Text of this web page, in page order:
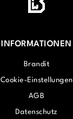
INFORMATIONEN
Brandit
Cookie-Einstellungen
AGB
Datenschutz